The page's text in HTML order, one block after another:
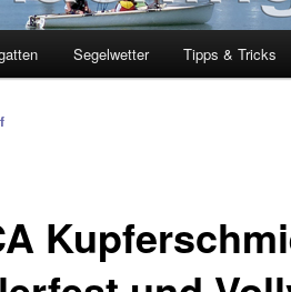
Segelwetter Tipps & Tricks